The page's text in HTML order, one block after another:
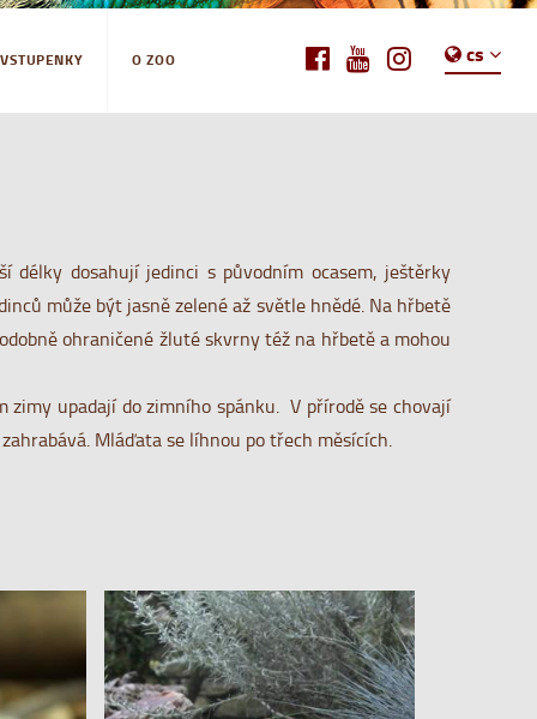
O ZOO cs
délky dosahují jedinci s původním ocasem, ještěrky
může být jasně zelené až světle hnědé. Na hřbetě
ohraničené žluté skvrny též na hřbetě a mohou
upadají do zimního spánku. V přírodě se chovají
Mláďata se líhnou po třech měsících.